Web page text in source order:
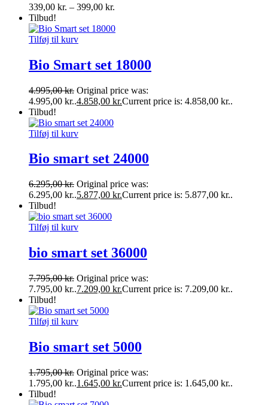
339,00 kr. – 399,00 kr.
Tilbud!
Tilføj til kurv
Bio Smart set 18000
4.995,00kr. Original price was:
4.995,00 kr..4.858,00 kr.Current price is: 4.858,00 kr..
Tilbud!
Tilføj til kurv
Bio smart set 24000
6.295,00kr. Original price was:
6.295,00 kr..5.877,00 kr.Current price is: 5.877,00 kr..
Tilbud!
Tilføj til kurv
bio smart set 36000
7.795,00kr. Original price was:
7.795,00 kr..7.209,00 kr.Current price is: 7.209,00 kr..
Tilbud!
Tilføj til kurv
Bio smart set 5000
1.795,00kr. Original price was:
1.795,00 kr..1.645,00 kr.Current price is: 1.645,00 kr..
Tilbud!